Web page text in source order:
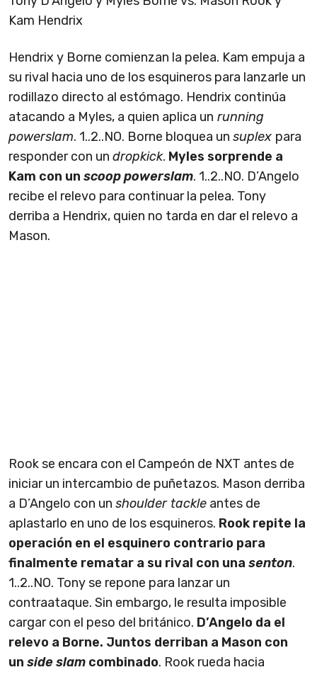
Kam Hendrix
Hendrix y Borne comienzan la pelea. Kam empuja a
su rival hacia uno de los esquineros para lanzarle un
rodillazo directo al estómago. Hendrix continúa
atacando a Myles, a quien aplica un running
powerslam. 1..2..NO. Borne bloquea un suplex para
responder con un dropkick. Myles sorprende a
Kam con un scoop powerslam. 1..2..NO. D’Angelo
recibe el relevo para continuar la pelea. Tony
derriba a Hendrix, quien no tarda en dar el relevo a
Mason.
Rook se encara con el Campeón de NXT antes de
iniciar un intercambio de puñetazos. Mason derriba
a D’Angelo con un shoulder tackle antes de
aplastarlo en uno de los esquineros. Rook repite la
operación en el esquinero contrario para
finalmente rematar a su rival con una senton.
1..2..NO. Tony se repone para lanzar un
contraataque. Sin embargo, le resulta imposible
cargar con el peso del británico. D’Angelo da el
relevo a Borne. Juntos derriban a Mason con
un side slam combinado. Rook rueda hacia